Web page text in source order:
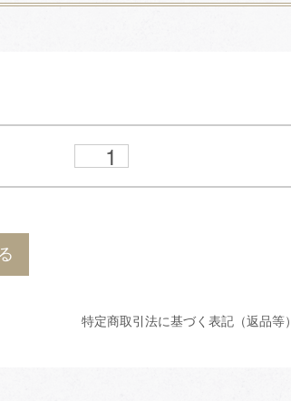
特定商取引法に基づく表記（返品等）